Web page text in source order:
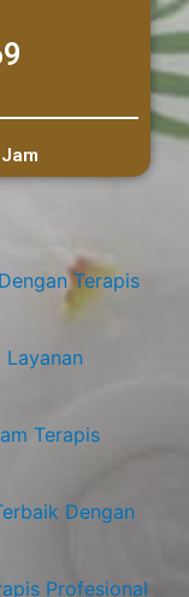
Terapis
Terapis
Dengan
Profesional